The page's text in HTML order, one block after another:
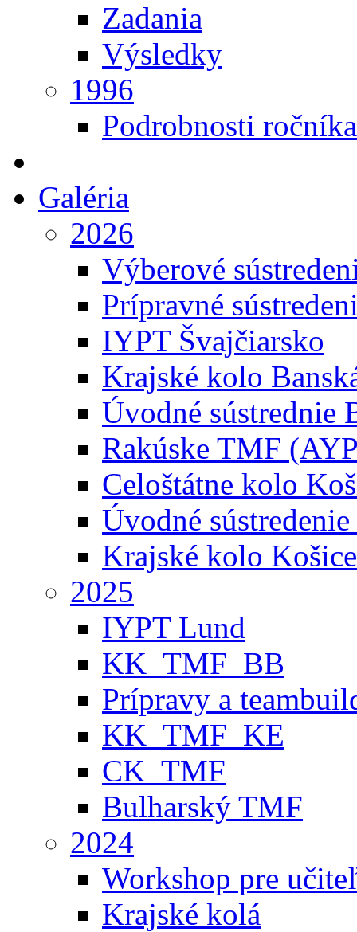
Zadania
Výsledky
1996
Podrobnosti ročníka
Galéria
2026
Výberové
Prípravné
IYPT Švajčiarsko
Krajské kolo
Úvodné sústrednie
Rakúske TMF
Celoštátne kolo
Úvodné
Krajské kolo Košice
2025
IYPT Lund
KK_TMF_BB
Prípravy a
KK_TMF_KE
CK_TMF
Bulharský TMF
2024
Workshop pre
Krajské kolá